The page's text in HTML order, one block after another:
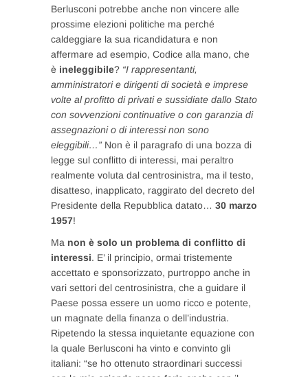
Berlusconi potrebbe anche non vincere alle
prossime elezioni politiche ma perché
caldeggiare la sua ricandidatura e non
affermare ad esempio, Codice alla mano, che
è ineleggibile? “I rappresentanti,
amministratori e dirigenti di società e imprese
volte al profitto di privati e sussidiate dallo Stato
con sovvenzioni continuative o con garanzia di
assegnazioni o di interessi non sono
eleggibili…” Non è il paragrafo di una bozza di
legge sul conflitto di interessi, mai peraltro
realmente voluta dal centrosinistra, ma il testo,
disatteso, inapplicato, raggirato del decreto del
Presidente della Repubblica datato… 30 marzo
1957!
Ma non è solo un problema di conflitto di
interessi. E’ il principio, ormai tristemente
accettato e sponsorizzato, purtroppo anche in
vari settori del centrosinistra, che a guidare il
Paese possa essere un uomo ricco e potente,
un magnate della finanza o dell’industria.
Ripetendo la stessa inquietante equazione con
la quale Berlusconi ha vinto e convinto gli
italiani: “se ho ottenuto straordinari successi